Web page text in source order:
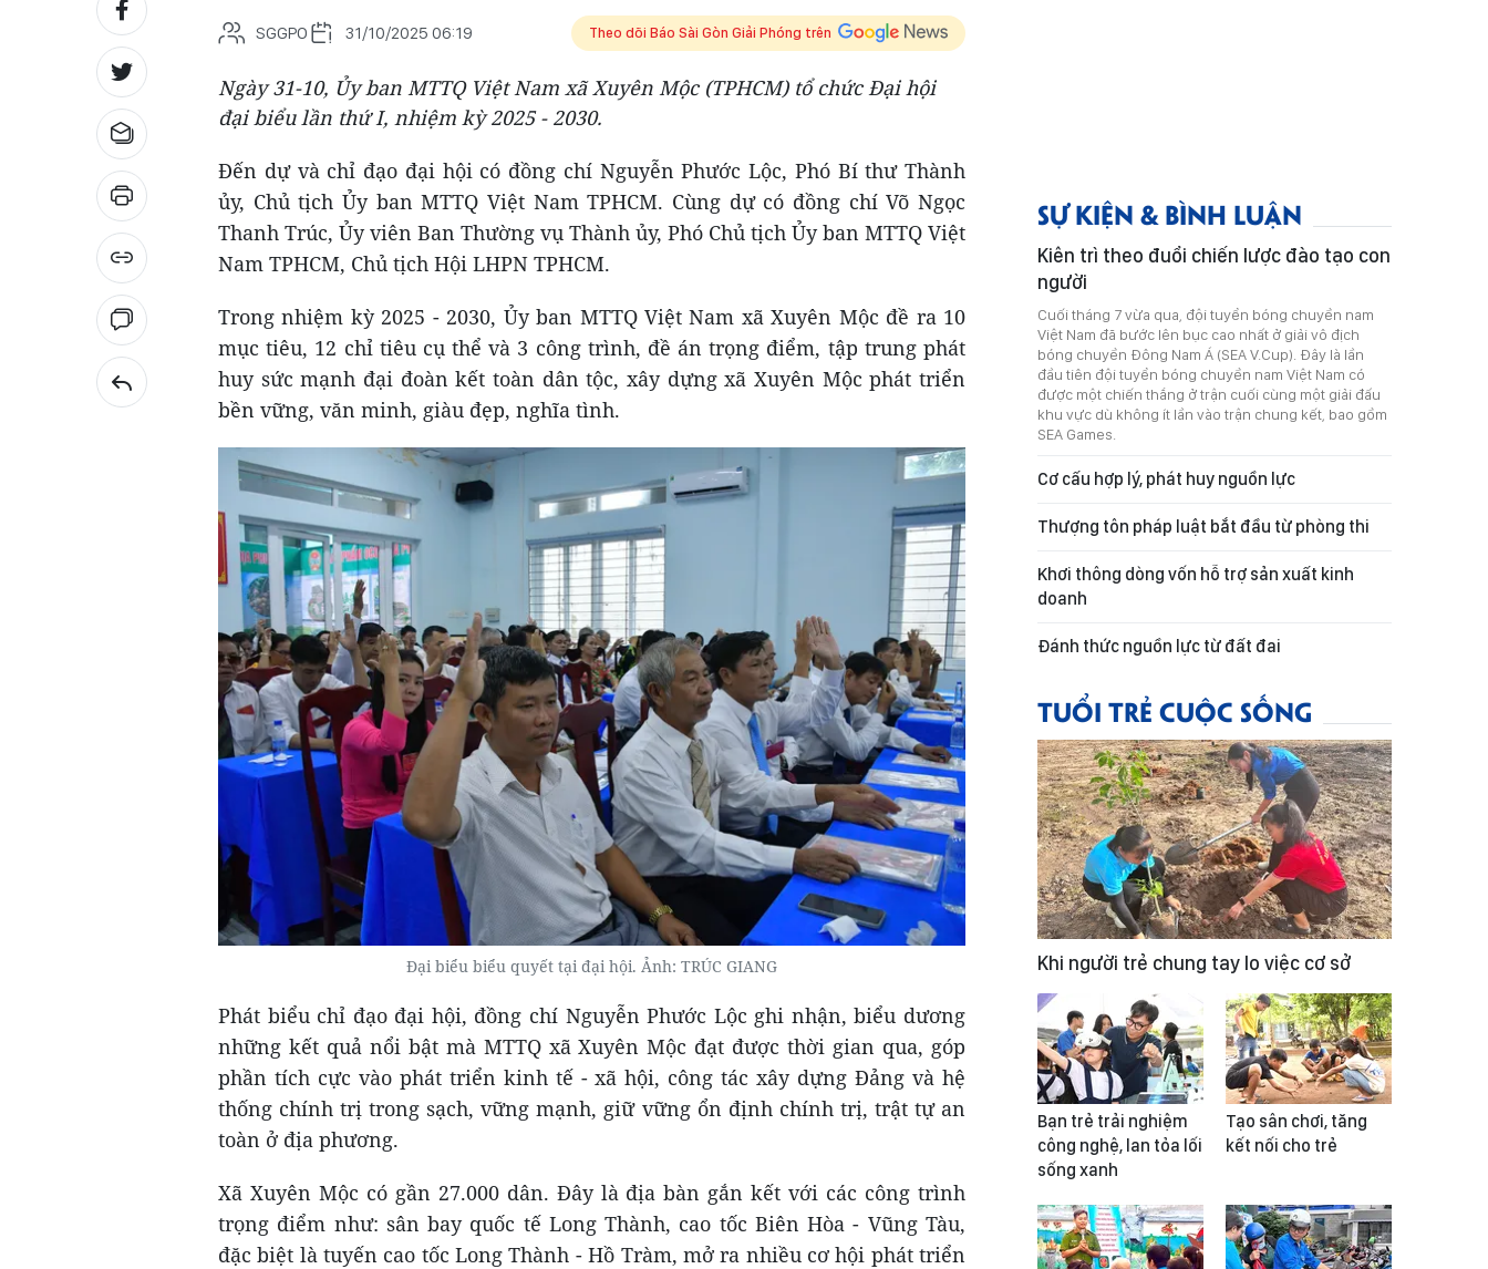
SGGPO 31/10/2025 06:19 Theo dõi Báo Sài Gòn Giải Phóng trên
Ngày 31-10, Ủy ban MTTQ Việt Nam xã Xuyên Mộc (TPHCM) tổ chức Đại hội
đại biểu lần thứ I, nhiệm kỳ 2025 - 2030.
Đến dự và chỉ đạo đại hội có đồng chí Nguyễn Phước Lộc, Phó Bí thư Thành
ủy, Chủ tịch Ủy ban MTTQ Việt Nam TPHCM. Cùng dự có đồng chí Võ Ngọc
Thanh Trúc, Ủy viên Ban Thường vụ Thành ủy, Phó Chủ tịch Ủy ban MTTQ Việt
Nam TPHCM, Chủ tịch Hội LHPN TPHCM.
Trong nhiệm kỳ 2025 - 2030, Ủy ban MTTQ Việt Nam xã Xuyên Mộc đề ra 10
mục tiêu, 12 chỉ tiêu cụ thể và 3 công trình, đề án trọng điểm, tập trung phát
huy sức mạnh đại đoàn kết toàn dân tộc, xây dựng xã Xuyên Mộc phát triển
bền vững, văn minh, giàu đẹp, nghĩa tình.
Đại biểu biểu quyết tại đại hội. Ảnh: TRÚC GIANG
Phát biểu chỉ đạo đại hội, đồng chí Nguyễn Phước Lộc ghi nhận, biểu dương
những kết quả nổi bật mà MTTQ xã Xuyên Mộc đạt được thời gian qua, góp
phần tích cực vào phát triển kinh tế - xã hội, công tác xây dựng Đảng và hệ
thống chính trị trong sạch, vững mạnh, giữ vững ổn định chính trị, trật tự an
toàn ở địa phương.
Xã Xuyên Mộc có gần 27.000 dân. Đây là địa bàn gắn kết với các công trình
trọng điểm như: sân bay quốc tế Long Thành, cao tốc Biên Hòa - Vũng Tàu,
đặc biệt là tuyến cao tốc Long Thành - Hồ Tràm, mở ra nhiều cơ hội phát triển
SỰ KIỆN & BÌNH LUẬN
Kiên trì theo đuổi chiến lược đào tạo con
người
Cuối tháng 7 vừa qua, đội tuyển bóng chuyền nam
Việt Nam đã bước lên bục cao nhất ở giải vô địch
bóng chuyền Đông Nam Á (SEA V.Cup). Đây là lần
đầu tiên đội tuyển bóng chuyền nam Việt Nam có
được một chiến thắng ở trận cuối cùng một giải đấu
khu vực dù không ít lần vào trận chung kết, bao gồm
SEA Games.
Cơ cấu hợp lý, phát huy nguồn lực
Thượng tôn pháp luật bắt đầu từ phòng thi
Khơi thông dòng vốn hỗ trợ sản xuất kinh
doanh
Đánh thức nguồn lực từ đất đai
TUỔI TRẺ CUỘC SỐNG
Khi người trẻ chung tay lo việc cơ sở
Bạn trẻ trải nghiệm
công nghệ, lan tỏa lối
sống xanh
Tạo sân chơi, tăng
kết nối cho trẻ